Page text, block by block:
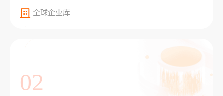
全球企业库
02